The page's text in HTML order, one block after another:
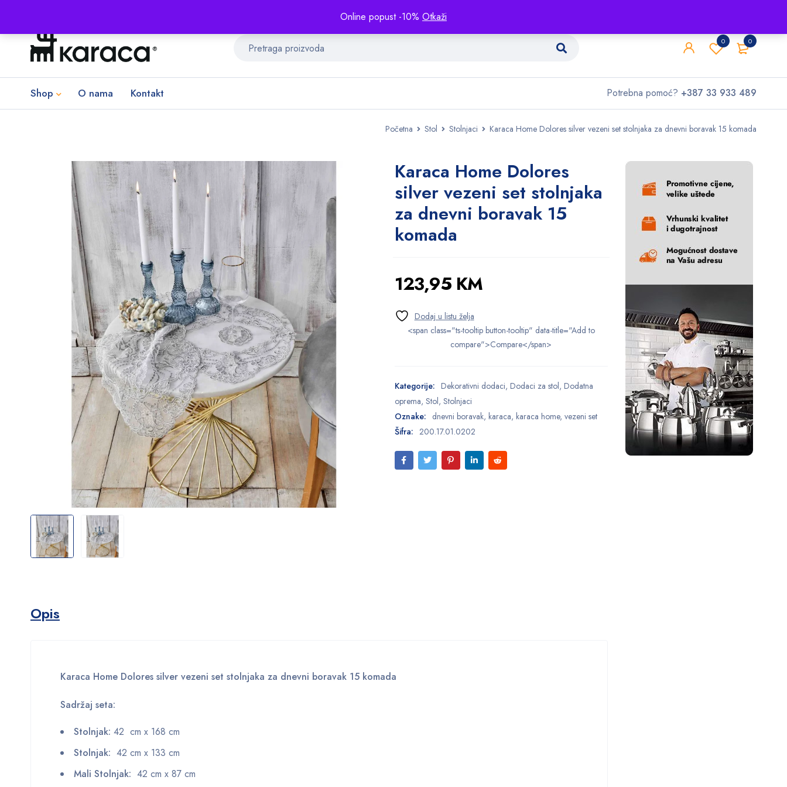
Online popust -10% Otkaži
0
0
Shop O nama Kontakt Potrebna pomoć? +387 33 933 489
Početna Stol Stolnjaci Karaca Home Dolores silver vezeni set stolnjaka za dnevni boravak 15 komada
Karaca Home Dolores
silver vezeni set stolnjaka
za dnevni boravak 15
komada
123,95 KM
<span class="ts-tooltip button-tooltip" data-title="Add to
compare">Compare</span>
Kategorije: Dekorativni dodaci, Dodaci za stol, Dodatna
oprema, Stol, Stolnjaci
Oznake: dnevni boravak, karaca, karaca home, vezeni set
Šifra: 200.17.01.0202
Opis
Karaca Home Dolores silver vezeni set stolnjaka za dnevni boravak 15 komada
Sadržaj seta:
Stolnjak: 42 cm x 168 cm
Stolnjak: 42 cm x 133 cm
Mali Stolnjak: 42 cm x 87 cm